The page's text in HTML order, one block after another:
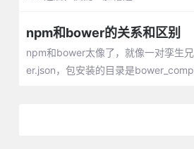
npm和bower的关系和区别
npm和bower太像了，就像一对孪生
er.json，包安装的目录是